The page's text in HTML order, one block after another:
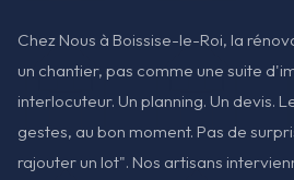
Chez Nous à Boissise-le-Roi, la
un chantier, pas comme une suite
interlocuteur. Un planning. Un devis.
gestes, au bon moment. Pas de
rajouter un lot". Nos artisans